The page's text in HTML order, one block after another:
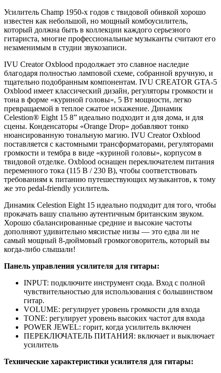
Усилитель Champ 1950-х годов с твидовой обивкой хорошо
известен как небольшой, но мощный комбоусилитель,
который должна быть в коллекции каждого серьезного
гитариста, многие профессиональные музыканты считают его
незаменимым в студии звукозаписи.
IVU Creator Oxblood продолжает это славное наследие
благодаря полностью ламповой схеме, собранной вручную, и
тщательно подобранным компонентам. IVU CREATOR GTA-5
Oxblood имеет классический дизайн, регуляторы громкости и
тона в форме «куриной головы», 5 Вт мощности, легко
превращаемой в теплое сжатое искажение. Динамик
Celestion® Eight 15 8” идеально подходит и для дома, и для
сцены. Конденсаторы «Orange Drop» добавляют тонко
нюансированную тональную магию. IVU Creator Oxblood
поставляется с кастомными трансформаторами, регуляторами
громкости и тембра в виде «куриной головы», корпусом в
твидовой отделке. Oxblood оснащен переключателем питания
переменного тока (115 В / 230 В), чтобы соответствовать
требованиям к питанию путешествующих музыкантов, к тому
же это pedal-friendly усилитель.
Динамик Celestion Eight 15 идеально подходит для того, чтобы
прокачать вашу спальню аутентичным британским звуком.
Хорошо сбалансированные средние и высокие частоты
дополняют удивительно мясистые низы — это едва ли не
самый мощный 8-дюймовый громкоговоритель, который вы
когда-либо слышали!
Панель управления усилителя для гитары:
INPUT: подключите инструмент сюда. Вход с полной
чувствительностью для использования с большинством
гитар.
VOLUME: регулирует уровень громкости для входа
TONE: регулирует уровень высоких частот для входа
POWER JEWEL: горит, когда усилитель включен
ПЕРЕКЛЮЧАТЕЛЬ ПИТАНИЯ: включает и выключает
усилитель
Технические характеристики усилителя для гитары: